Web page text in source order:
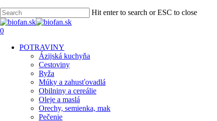
Hit enter to search or ESC to close
Close
Search
search
0
POTRAVINY
Ázijská kuchyňa
Cestoviny
Ryža
Múky a zahusťovadlá
Obilniny a cereálie
Oleje a maslá
Orechy, semienka, mak
Pečenie